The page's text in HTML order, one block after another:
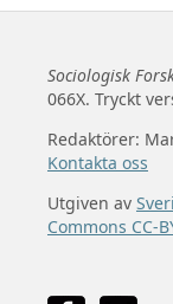
Sociologisk
066X. Tryckt
Redaktörer:
Kontakta oss
Utgiven av
Commons CC-